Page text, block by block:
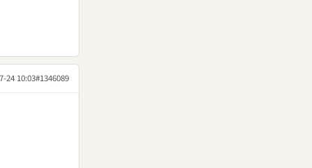
24 10:03#1346089